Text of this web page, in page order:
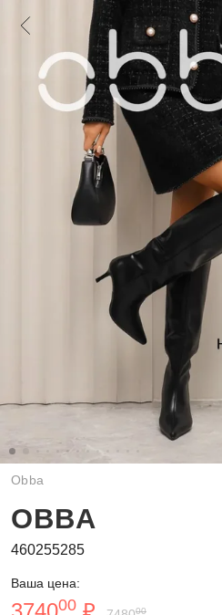
Obba
OBBA
460255285
Ваша цена:
00 00